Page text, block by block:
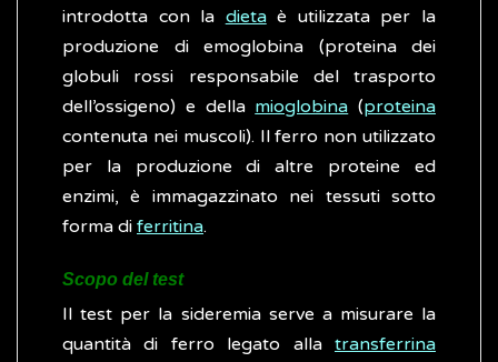
introdotta con la dietaè utilizzata per la
produzione di emoglobina (proteina dei
globuli rossi responsabile del trasporto
dell’ossigeno) e della mioglobina (proteina
contenuta nei muscoli). Il ferro non utilizzato
per la produzione di altre proteine ed
enzimi, ​è immagazzinato nei tessuti sotto
forma di ferritina.
Scopo del test
Il test per la sideremia serve a misurare la
quantità di ferro legato alla transferrina